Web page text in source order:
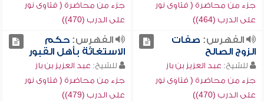
جزء من محاضرة ( فتاوى نور
على الدرب (464))
جزء من محاضرة ( فتاوى نور
على الدرب (470))
الفهرس: صفات
الزوج الصالح
للشيخ: عبد العزيز بن باز
جزء من محاضرة ( فتاوى نور
على الدرب (470))
الفهرس:حكم
الاستغاثة بأهل القبور
للشيخ: عبد العزيز بن باز
جزء من محاضرة ( فتاوى نور
على الدرب (479))